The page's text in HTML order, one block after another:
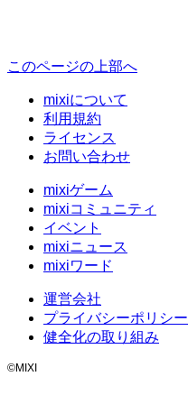
このページの上部へ
mixiについて
利用規約
ライセンス
お問い合わせ
mixiゲーム
mixiコミュニティ
イベント
mixiニュース
mixiワード
運営会社
プライバシーポリシー
健全化の取り組み
©MIXI